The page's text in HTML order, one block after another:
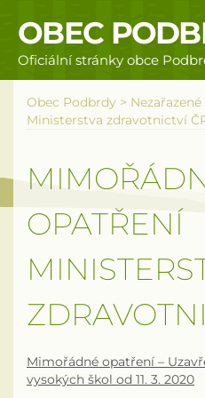
OBEC
Oficiální stránky obce
Obecní úřad
Povinné informace
Rizika a nebezpečí
Úřední deska
Územní plán obce Podbrdy
Galerie
Obec Podbrdy > Nezařazené
Ministerstva zdravotnictví
OPATŘENÍ
Mimořádné opatření –
vysokých škol od 11. 3. 2020